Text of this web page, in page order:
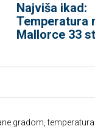
Najviša ikad:
Temperatura
Mallorce 33
gradom,